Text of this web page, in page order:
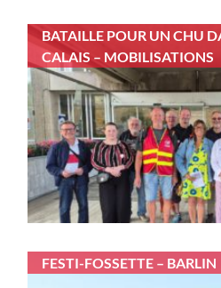
BATAILLE POUR UN CHU
CALAIS – MOBILISATIONS
FESTI-FOSSETTE – BARLIN